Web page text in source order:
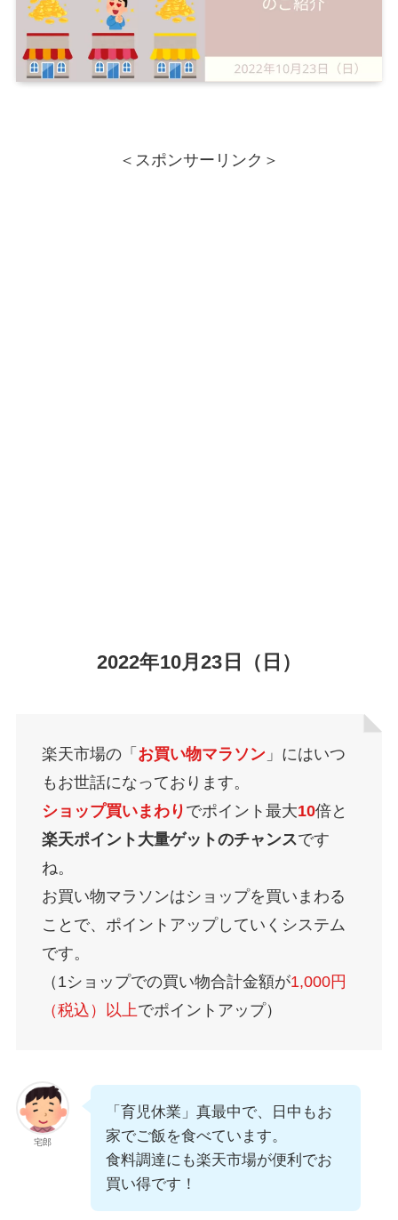
＜スポンサーリンク＞
2022年10月23日（日）
楽天市場の「 お買い物マラソン」にはいつ
もお世話になっております。
ショップ買いまわり でポイント最大10倍と
楽天ポイント大量ゲットのチャンスです
ね。
お買い物マラソンはショップを買いまわる
ことで、ポイントアップしていくシステム
です。
（1ショップでの買い物合計金額が1,000円
（税込）以上でポイントアップ）
宅郎
「育児休業」真最中で、日中もお
家でご飯を食べています。
食料調達にも楽天市場が便利でお
買い得です！